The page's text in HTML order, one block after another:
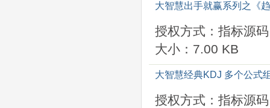
大智慧出手就赢系列之《
授权方式：指标源码
大小：7.00 KB
大智慧经典KDJ 多个公式
授权方式：指标源码